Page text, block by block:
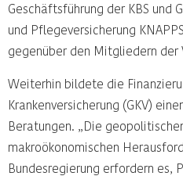
Geschäftsführung der KBS und
und Pflegeversicherung
gegenüber den Mitgliedern der
Weiterhin bildete die
Krankenversicherung (GKV)
Beratungen. „Die
makroökonomischen
Bundesregierung erfordern es,